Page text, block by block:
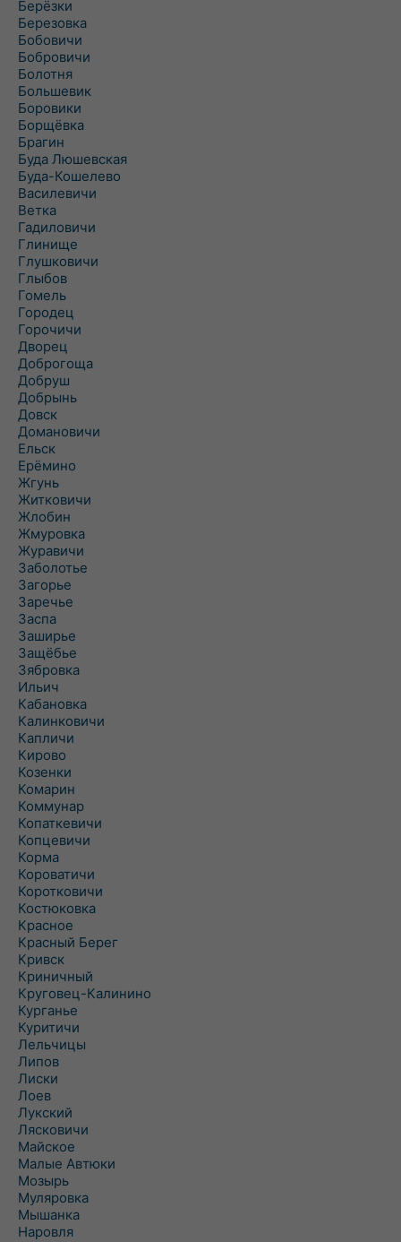
Берёзки
Березовка
Бобовичи
Бобровичи
Болотня
Большевик
Боровики
Борщёвка
Брагин
Буда Люшевская
Буда-Кошелево
Василевичи
Ветка
Гадиловичи
Глинище
Глушковичи
Глыбов
Гомель
Городец
Горочичи
Дворец
Доброгоща
Добруш
Добрынь
Довск
Домановичи
Ельск
Ерёмино
Жгунь
Житковичи
Жлобин
Жмуровка
Журавичи
Заболотье
Загорье
Заречье
Заспа
Заширье
Защёбье
Зябровка
Ильич
Кабановка
Калинковичи
Капличи
Кирово
Козенки
Комарин
Коммунар
Копаткевичи
Копцевичи
Корма
Короватичи
Коротковичи
Костюковка
Красное
Красный Берег
Кривск
Криничный
Круговец-Калинино
Курганье
Куритичи
Лельчицы
Липов
Лиски
Лоев
Лукский
Лясковичи
Майское
Малые Автюки
Мозырь
Муляровка
Мышанка
Наровля